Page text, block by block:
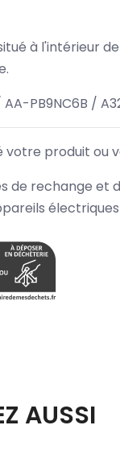
à l'intérieur
PB9NC6B /
votre produit ou
de rechange
AUSSI